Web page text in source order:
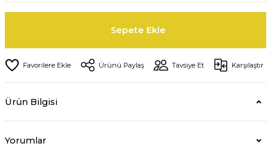
Sepete Ekle
Ürünü Paylaş Tavsiye Et Karşılaştır
Ürün Bilgisi
Yorumlar